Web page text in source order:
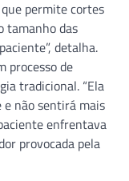
permite cortes
tamanho das
detalha.
processo de
tradicional. “Ela
e não sentirá mais
enfrentava
provocada pela